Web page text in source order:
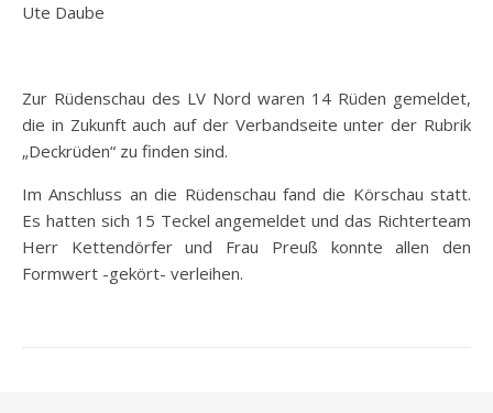
Ute Daube
Zur Rüdenschau des LV Nord waren 14 Rüden gemeldet,
die in Zukunft auch auf der Verbandseite unter der Rubrik
„Deckrüden“ zu finden sind.
Im Anschluss an die Rüdenschau fand die Körschau statt.
Es hatten sich 15 Teckel angemeldet und das Richterteam
Herr Kettendörfer und Frau Preuß konnte allen den
Formwert -gekört- verleihen.